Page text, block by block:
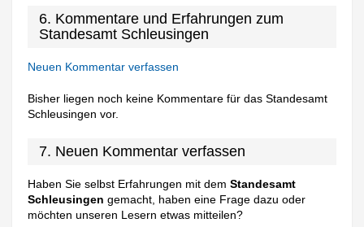
6. Kommentare und Erfahrungen zum
Standesamt Schleusingen
Neuen Kommentar verfassen
Bisher liegen noch keine Kommentare für das Standesamt
Schleusingen vor.
7. Neuen Kommentar verfassen
Haben Sie selbst Erfahrungen mit demStandesamt
Schleusingen gemacht, haben eine Frage dazu oder
möchten unseren Lesern etwas mitteilen?